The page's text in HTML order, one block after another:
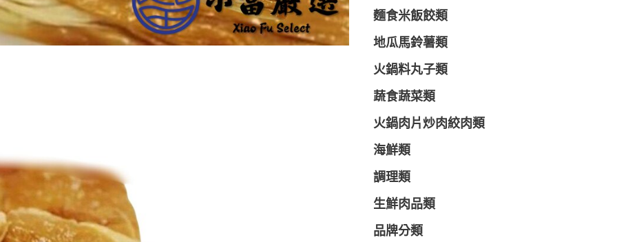
麵食米飯餃類
地瓜馬鈴薯類
火鍋料丸子類
蔬食蔬菜類
火鍋肉片炒肉絞肉類
海鮮類
調理類
生鮮肉品類
品牌分類